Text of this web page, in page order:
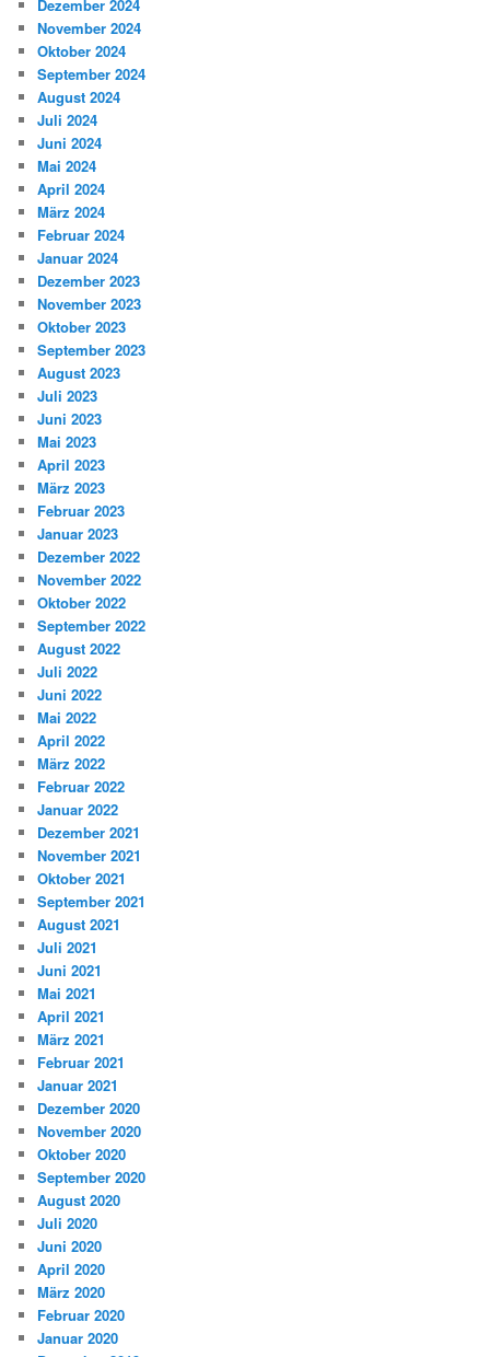
Dezember 2024
November 2024
Oktober 2024
September 2024
August 2024
Juli 2024
Juni 2024
Mai 2024
April 2024
März 2024
Februar 2024
Januar 2024
Dezember 2023
November 2023
Oktober 2023
September 2023
August 2023
Juli 2023
Juni 2023
Mai 2023
April 2023
März 2023
Februar 2023
Januar 2023
Dezember 2022
November 2022
Oktober 2022
September 2022
August 2022
Juli 2022
Juni 2022
Mai 2022
April 2022
März 2022
Februar 2022
Januar 2022
Dezember 2021
November 2021
Oktober 2021
September 2021
August 2021
Juli 2021
Juni 2021
Mai 2021
April 2021
März 2021
Februar 2021
Januar 2021
Dezember 2020
November 2020
Oktober 2020
September 2020
August 2020
Juli 2020
Juni 2020
April 2020
März 2020
Februar 2020
Januar 2020